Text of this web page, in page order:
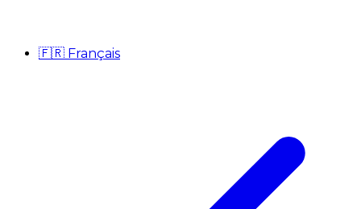
🇫🇷 Français